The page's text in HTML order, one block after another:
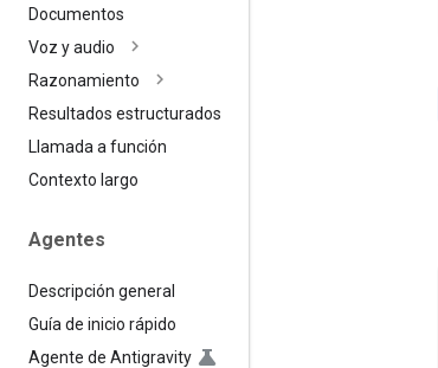
Documentos
Voz y audio
Razonamiento
Resultados estructurados
Llamada a función
Contexto largo
Agentes
Descripción general
Guía de inicio rápido
Agente de Antigravity